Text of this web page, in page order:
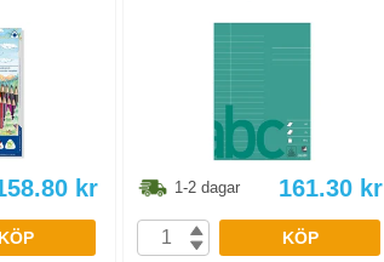
kr
KÖP
1-2 dagar 161.30 kr
KÖP